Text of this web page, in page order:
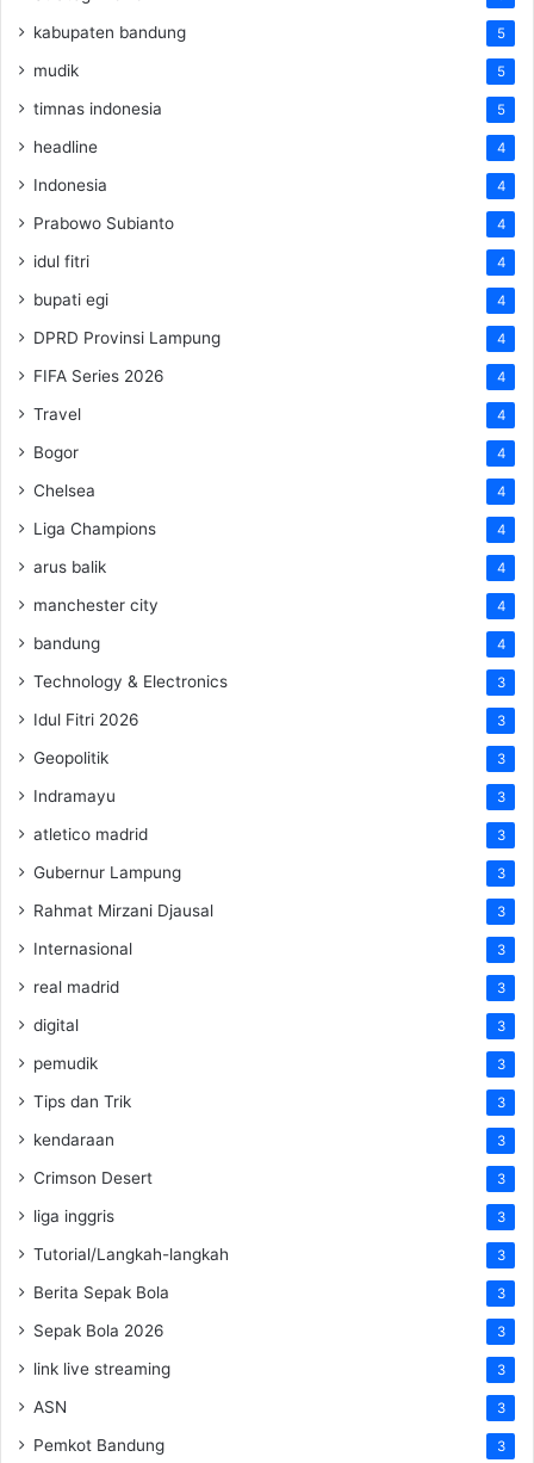
kabupaten bandung 5
mudik 5
timnas indonesia 5
headline 4
Indonesia 4
Prabowo Subianto 4
idul fitri 4
bupati egi 4
DPRD Provinsi Lampung 4
FIFA Series 2026 4
Travel 4
Bogor 4
Chelsea 4
Liga Champions 4
arus balik 4
manchester city 4
bandung 4
Technology & Electronics 3
Idul Fitri 2026 3
Geopolitik 3
Indramayu 3
atletico madrid 3
Gubernur Lampung 3
Rahmat Mirzani Djausal 3
Internasional 3
real madrid 3
digital 3
pemudik 3
Tips dan Trik 3
kendaraan 3
Crimson Desert 3
liga inggris 3
Tutorial/Langkah-langkah 3
Berita Sepak Bola 3
Sepak Bola 2026 3
link live streaming 3
ASN 3
Pemkot Bandung 3